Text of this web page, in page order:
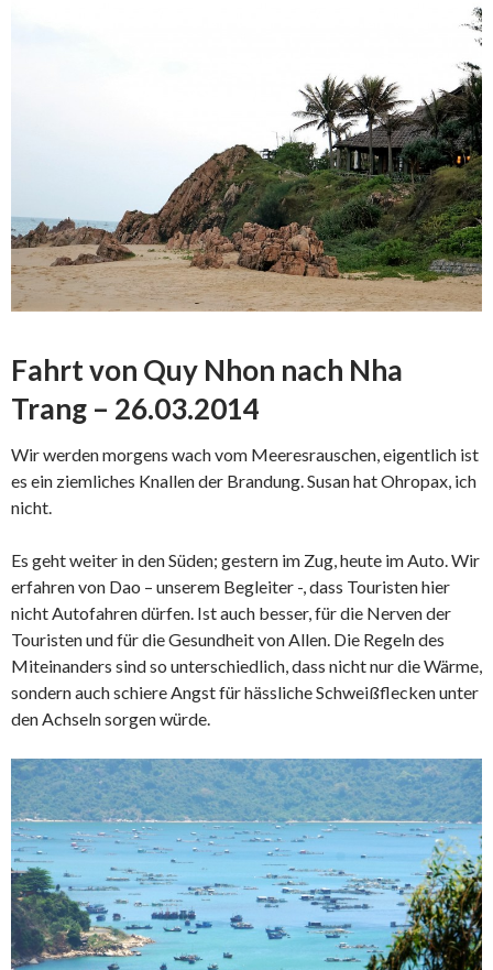
Fahrt von Quy Nhon nach Nha
Trang – 26.03.2014
Wir werden morgens wach vom Meeresrauschen, eigentlich ist
es ein ziemliches Knallen der Brandung. Susan hat Ohropax, ich
nicht.
Es geht weiter in den Süden; gestern im Zug, heute im Auto. Wir
erfahren von Dao – unserem Begleiter -, dass Touristen hier
nicht Autofahren dürfen. Ist auch besser, für die Nerven der
Touristen und für die Gesundheit von Allen. Die Regeln des
Miteinanders sind so unterschiedlich, dass nicht nur die Wärme,
sondern auch schiere Angst für hässliche Schweißflecken unter
den Achseln sorgen würde.